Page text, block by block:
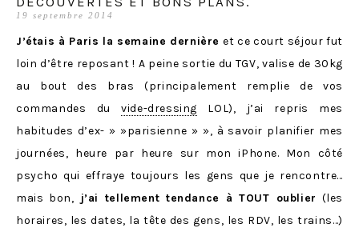
19 septembre 2014
J’étais à Paris la semaine dernière et ce court séjour fut
loin d’être reposant ! A peine sortie du TGV, valise de 30kg
au bout des bras (principalement remplie de vos
commandes duvide-dressing LOL), j’ai repris mes
habitudes d’ex- » »parisienne » », à savoir planifier mes
journées, heure par heure sur mon iPhone. Mon côté
psycho qui effraye toujours les gens que je rencontre…
mais bon, j’ai tellement tendance à TOUT oublier (les
horaires, les dates, la tête des gens, les RDV, les trains…)